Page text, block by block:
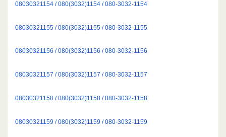
08030321154 / 080(3032)1154 / 080-3032-1154
08030321155 / 080(3032)1155 / 080-3032-1155
08030321156 / 080(3032)1156 / 080-3032-1156
08030321157 / 080(3032)1157 / 080-3032-1157
08030321158 / 080(3032)1158 / 080-3032-1158
08030321159 / 080(3032)1159 / 080-3032-1159